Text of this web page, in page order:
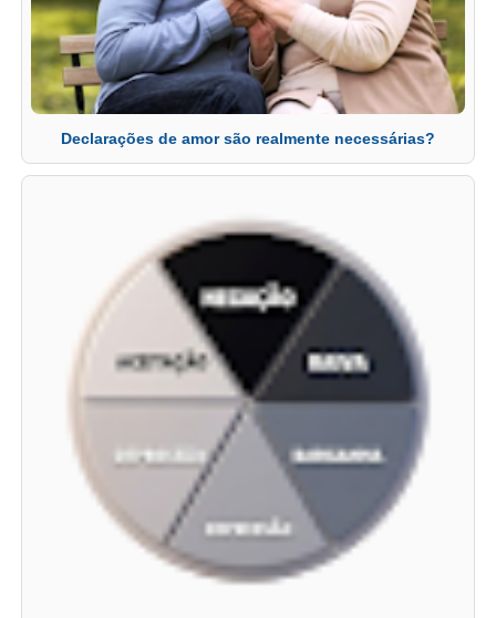
Declarações de amor são realmente necessárias?